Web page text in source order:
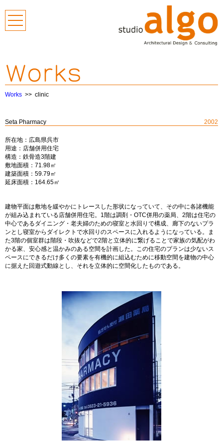
ジオ アルゴ
の設計）
Works >> clinic
Seta Pharmacy 2002
所在地： 広島県呉市
用途： 店舗併用住宅
構造： 鉄骨造3階建
敷地面積： 71.98㎡
建築面積： 59.79㎡
延床面積： 164.65㎡
建物平面は敷地を緩やかにトレースした形状になっていて、その中に各諸機能
が組み込まれている店舗併用住宅。1階は調剤・OTC併用の薬局、2階は住宅の
中心であるダイニング・老夫婦のための寝室と水回りで構成、廊下のないプラ
ンとし寝室からダイレクトで水回りのスペースに入れるようになっている。ま
た3階の個室群は階段・吹抜などで2階と立体的に繋げることで家族の気配がわ
かる家、安心感と温かみのある空間を計画した。この住宅のプランは少ないス
ペースにできるだけ多くの要素を有機的に組込むために移動空間を建物の中心
に据えた回遊式動線とし、それを立体的に空間化したものである。